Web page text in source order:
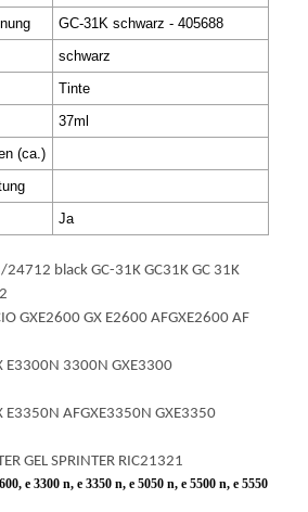
GC-31K schwarz - 405688
schwarz
Tinte
37ml
(ca.)
Ja
black GC-31K GC31K GC 31K
GXE2600 GX E2600 AFGXE2600 AF
E3300N 3300N GXE3300
E3350N AFGXE3350N GXE3350
GEL SPRINTER RIC21321
e 3300 n, e 3350 n, e 5050 n, e 5500 n, e 5550